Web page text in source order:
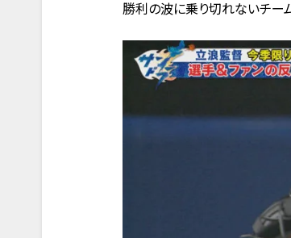
勝利の波に乗り切れないチー